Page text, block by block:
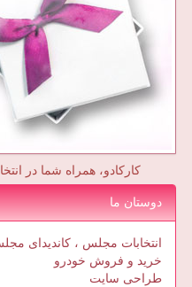
کارکادو، همراه شما در
دوستان ما
انتخابات مجلس ، کاندیدای
خرید و فروش خودرو
طراحی سایت